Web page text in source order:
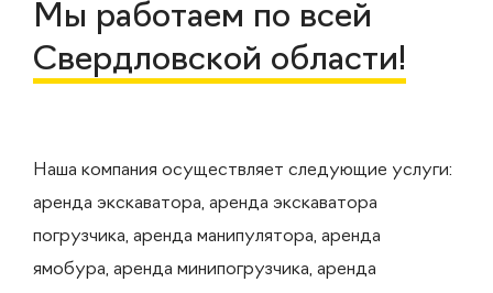
Мы работаем по всей
Свердловской области!
Наша компания осуществляет следующие услуги:
аренда экскаватора, аренда экскаватора
погрузчика, аренда манипулятора, аренда
ямобура, аренда минипогрузчика, аренда